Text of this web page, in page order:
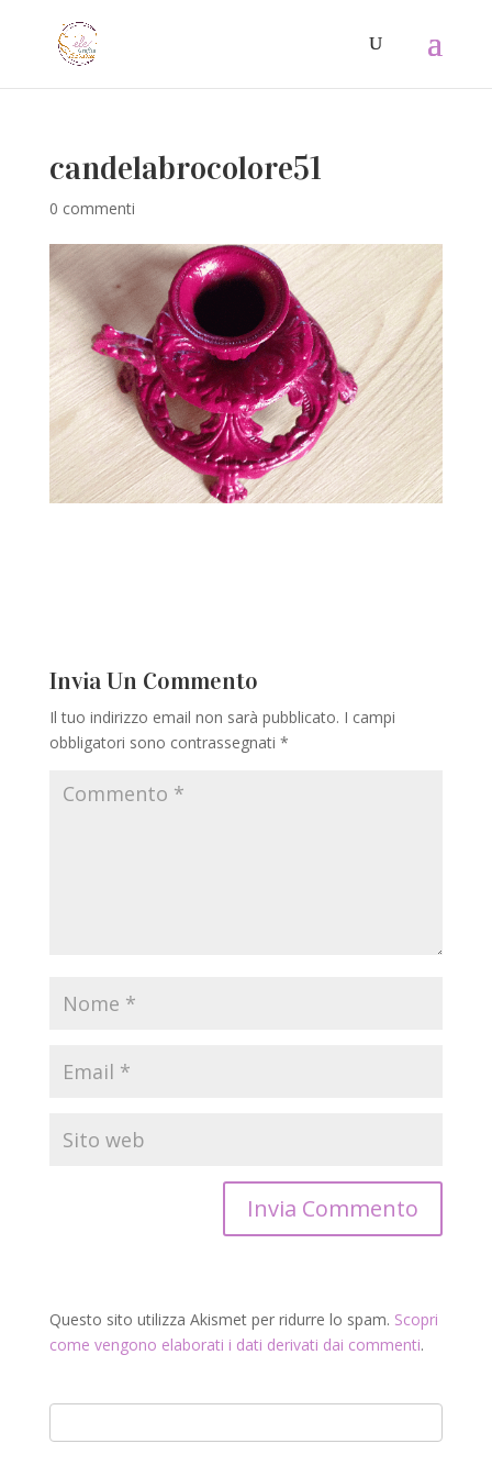
candelabrocolore51
0 commenti
Invia Un Commento
Il tuo indirizzo email non sarà pubblicato. I campi
obbligatori sono contrassegnati *
Questo sito utilizza Akismet per ridurre lo spam. Scopri
come vengono elaborati i dati derivati dai commenti.